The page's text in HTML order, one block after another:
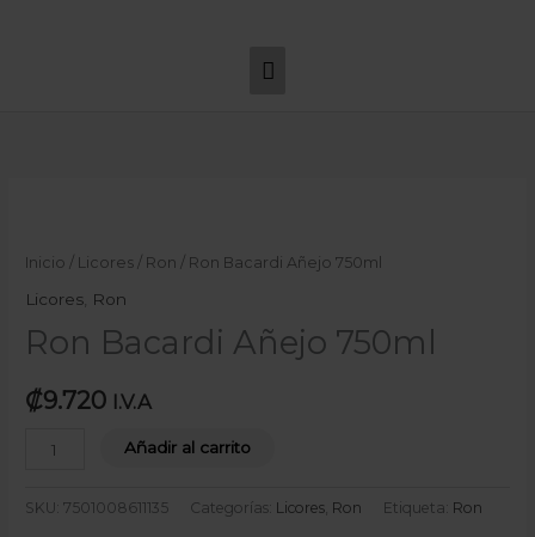
principal
Inicio / Licores / Ron / Ron Bacardi Añejo 750ml
Licores Ron
Ron Bacardi Añejo 750ml
₡9.720 I.V.A
Añejo
750ml
Añadir al carrito
SKU:7501008611135 Categorías: Licores Ron Etiqueta: Ron